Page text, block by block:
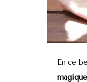
En ce
magique